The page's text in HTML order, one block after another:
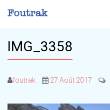
IMG_3358
foutrak 27 Août 2017